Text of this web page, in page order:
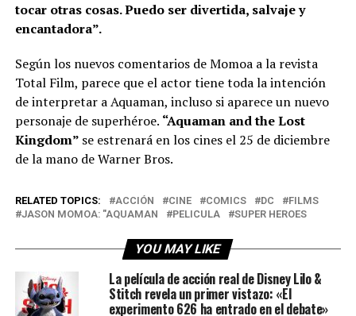
tocar otras cosas. Puedo ser divertida, salvaje y
encantadora”.
Según los nuevos comentarios de Momoa a la revista
Total Film, parece que el actor tiene toda la intención
de interpretar a Aquaman, incluso si aparece un nuevo
personaje de superhéroe. “Aquaman and the Lost
Kingdom” se estrenará en los cines el 25 de diciembre
de la mano de Warner Bros.
RELATED TOPICS: ACCIÓN CINE COMICS DC
FILMS
JASON MOMOA: "AQUAMAN
PELICULA SUPER HEROES
YOU MAY LIKE
La película de acción real de Disney Lilo &
Stitch revela un primer vistazo: «El
experimento 626 ha entrado en el debate»